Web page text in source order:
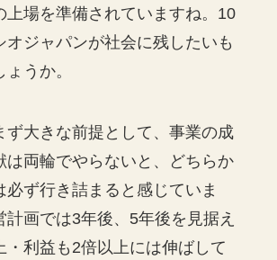
上場を準備されていますね。10
オジャパンが社会に残したいも
うか。
ず大きな前提として、事業の成
は両輪でやらないと、どちらか
必ず行き詰まると感じていま
計画では3年後、5年後を見据え
・利益も2倍以上には伸ばして